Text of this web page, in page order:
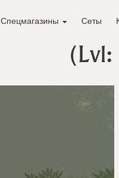
Спецмагазины Сеты